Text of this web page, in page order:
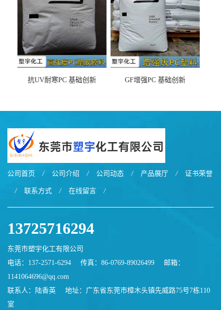
抗UV耐寒PC 基础创新
GF增强PC 基础创新
公司首页 / 公司介绍 / 公司动态 / 产品展厅 / 证书荣誉
/ 联系方式 / 在线留言 /
13725716294
东莞市塑宇化工有限公司
电话：137-2571-6294
传真：86-0769-89026499
邮箱：
1141064696@qq.com
联系人：陆香英
地址：广东省东莞市樟木头镇先威路75号7栋110
室